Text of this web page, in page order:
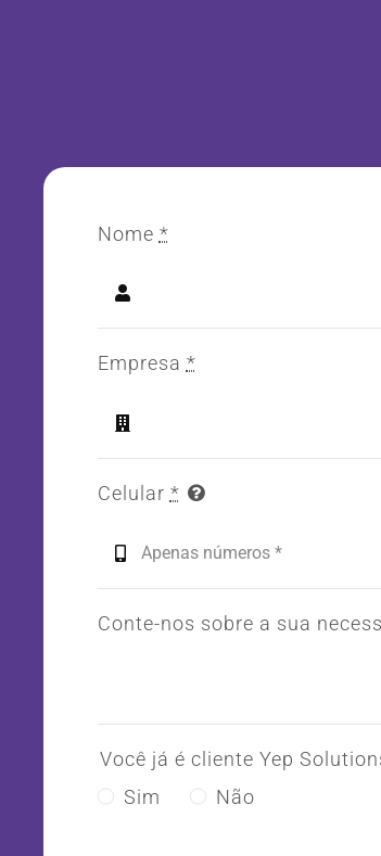
Nome *
Empresa *
Celular *
Conte-nos sobre a sua
Você já é cliente Yep
Sim
Não